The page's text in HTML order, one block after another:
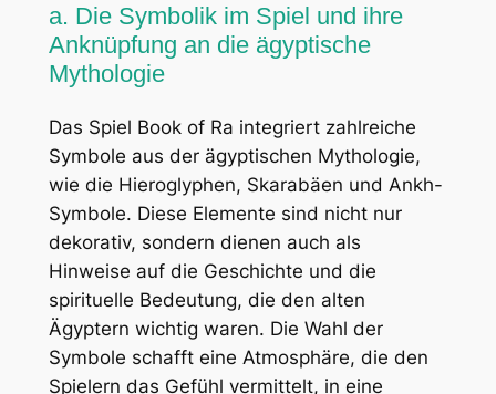
a. Die Symbolik im Spiel und ihre
Anknüpfung an die ägyptische
Mythologie
Das Spiel Book of Ra integriert zahlreiche
Symbole aus der ägyptischen Mythologie,
wie die Hieroglyphen, Skarabäen und Ankh-
Symbole. Diese Elemente sind nicht nur
dekorativ, sondern dienen auch als
Hinweise auf die Geschichte und die
spirituelle Bedeutung, die den alten
Ägyptern wichtig waren. Die Wahl der
Symbole schafft eine Atmosphäre, die den
Spielern das Gefühl vermittelt, in eine